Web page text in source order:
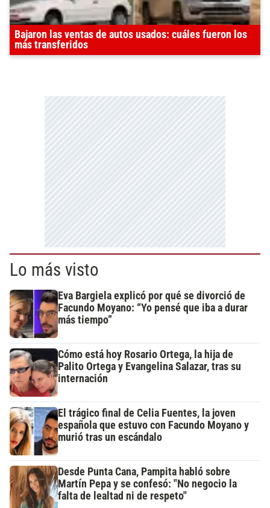
Bajaron las ventas de autos usados: cuáles fueron los
más transferidos
Lo más visto
Eva Bargiela explicó por qué se divorció de
Facundo Moyano: “Yo pensé que iba a durar
más tiempo”
Cómo está hoy Rosario Ortega, la hija de
Palito Ortega y Evangelina Salazar, tras su
internación
El trágico final de Celia Fuentes, la joven
española que estuvo con Facundo Moyano y
murió tras un escándalo
Desde Punta Cana, Pampita habló sobre
Martín Pepa y se confesó: "No negocio la
falta de lealtad ni de respeto"